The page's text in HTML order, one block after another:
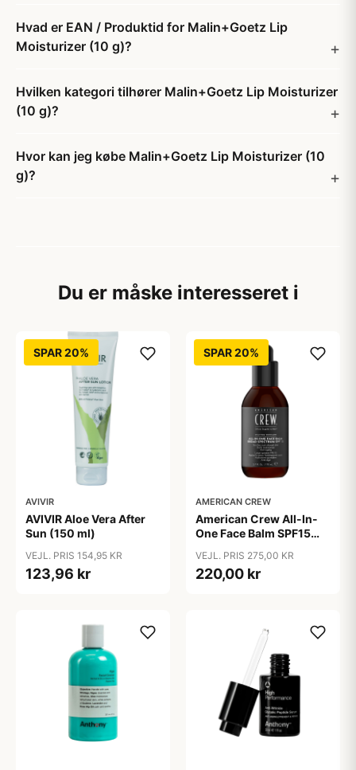
Hvad er EAN / Produktid for Malin+Goetz Lip
Moisturizer (10 g)?
Hvilken kategori tilhører Malin+Goetz Lip Moisturizer
(10 g)?
Hvor kan jeg købe Malin+Goetz Lip Moisturizer (10
g)?
Du er måske interesseret i
SPAR 20%
AVIVIR
AVIVIR Aloe Vera After
Sun (150 ml)
VEJL. PRIS 154,95 KR
123,96 kr
SPAR 20%
AMERICAN CREW
American Crew All-In-
One Face Balm SPF15
VEJL. PRIS 275,00 KR
220,00 kr